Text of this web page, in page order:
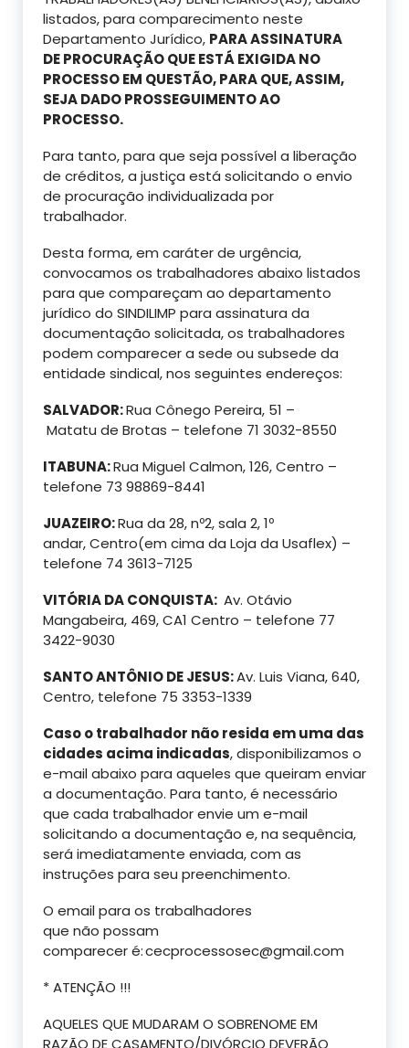
listados, para comparecimento neste
Departamento Jurídico, PARA ASSINATURA
DEPROCURAÇÃOQUE ESTÁ EXIGIDA NO
PROCESSO EM QUESTÃO, PARA QUE, ASSIM,
SEJA DADO PROSSEGUIMENTO AO
PROCESSO.
Para tanto, para que seja possível a liberação
de créditos, a justiça está solicitando o envio
de procuração individualizada por
trabalhador.
Desta forma, em caráter de urgência,
convocamos os trabalhadores abaixo listados
para que compareçam ao departamento
jurídico do SINDILIMP para assinatura da
documentação solicitada, os trabalhadores
podem comparecer a sede ou subsede da
entidade sindical, nos seguintes endereços:
SALVADOR:Rua Cônego Pereira, 51 –
Matatu de Brotas – telefone 71 3032-8550
ITABUNA:Rua Miguel Calmon, 126, Centro –
telefone 73 98869-8441
JUAZEIRO:Rua da 28, nº2, sala 2, 1º
andar, Centro(em cima da Loja da Usaflex) –
telefone 74 3613-7125
VITÓRIA DA CONQUISTA: Av. Otávio
Mangabeira, 469, CA1 Centro – telefone 77
3422-9030
SANTO ANTÔNIO DE JESUS:Av. Luis Viana, 640,
Centro, telefone 75 3353-1339
Caso o trabalhador não resida em uma das
cidades acima indicadas, disponibilizamos o
e-mail abaixo para aqueles que queiram enviar
a documentação. Para tanto, é necessário
que cada trabalhador envie um e-mail
solicitando a documentação e, na sequência,
será imediatamente enviada, com as
instruções para seu preenchimento.
O email para os trabalhadores
que não possam
compareceré:cecprocessosec@gmail.com
* ATENÇÃO !!!
AQUELES QUE MUDARAM O SOBRENOME EM
RAZÃO DE CASAMENTO/DIVÓRCIO DEVERÃO